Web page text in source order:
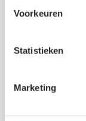
Voorkeuren
Statistieken
Marketing
d’emballage.
Ardennes.